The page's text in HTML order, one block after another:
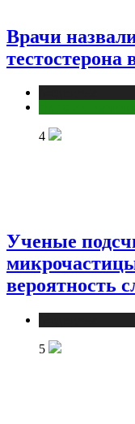
Врачи
тестостерона
4
Ученые
вероятность
5